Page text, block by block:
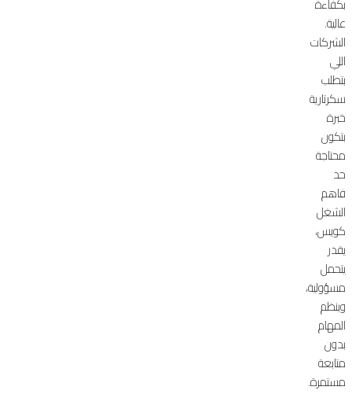
عالية.
الشركات
اللي
بتطلب
سكرتارية
خبرة
بتكون
محتاجة
حد
فاهم
الشغل
كويس،
يقدر
يتحمل
مسؤولية،
وينظم
المهام
بدون
متابعة
مستمرة.